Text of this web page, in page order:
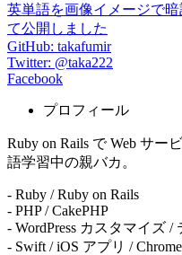
英単語を画像イメージで
て公開しました
GitHub: takafumir
Twitter: @taka222
Facebook
プロフィール
Ruby on Rails で Web サー
語学習中の親バカ。
- Ruby / Ruby on Rails
- PHP / CakePHP
- WordPress カスタマイズ /
- Swift / iOS アプリ /